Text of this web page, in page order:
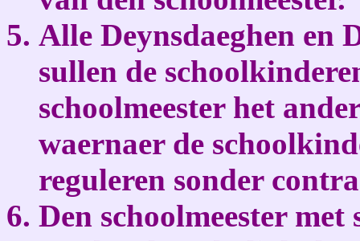
Alle Deynsdaeghen en
sullen de
schoolmeester het
waernaer de
reguleren sonder
Den schoolmeester